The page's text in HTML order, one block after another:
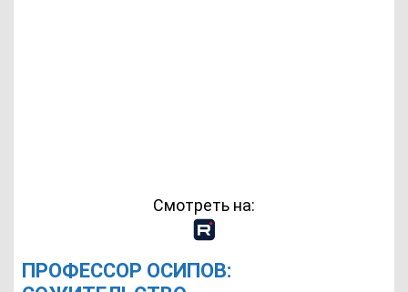
Смотреть на:
ПРОФЕССОР ОСИПОВ: